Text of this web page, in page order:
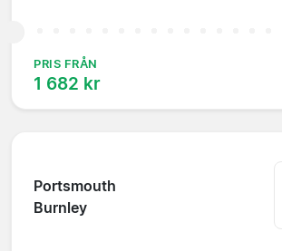
PRIS FRÅN
1 682 kr
Portsmouth
Burnley